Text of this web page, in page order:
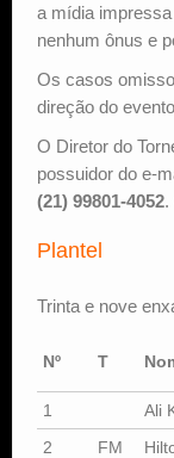
a mídia
nenhum ônus e
Os casos
direção do
O Diretor do
possuidor do e-
(21) 99801-4052.
Plantel
Trinta e nove
Nº T
1
Ali
2
FM